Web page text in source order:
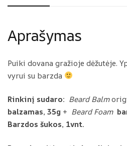
Aprašymas
Puiki dovana gražioje dėžutėje.
vyrui su barzda
Rinkinį sudaro: Beard Balm
balzamas, 35g + Beard Foam
Barzdos šukos, 1vnt.